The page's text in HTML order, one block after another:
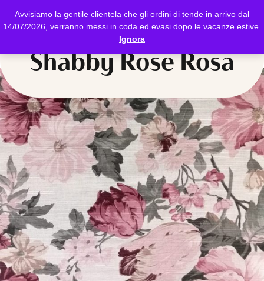
Avvisiamo la gentile clientela che gli ordini di tende in arrivo dal
14/07/2026, verranno messi in coda ed evasi dopo le vacanze estive.
Ignora
Shabby Rose Rosa